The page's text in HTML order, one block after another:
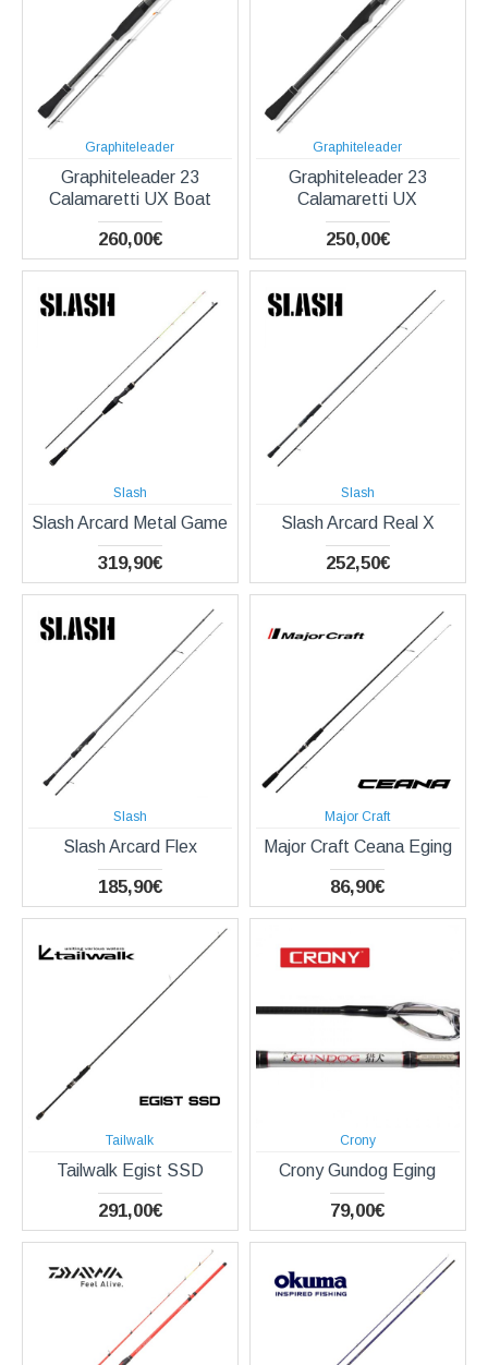
Graphiteleader
Graphiteleader 23
Calamaretti UX Boat
260,00€
Graphiteleader
Graphiteleader 23
Calamaretti UX
250,00€
Slash
Slash Arcard Metal Game
319,90€
Slash
Slash Arcard Real X
252,50€
Slash
Slash Arcard Flex
185,90€
Major Craft
Major Craft Ceana Eging
86,90€
Tailwalk
Tailwalk Egist SSD
291,00€
Crony
Crony Gundog Eging
79,00€